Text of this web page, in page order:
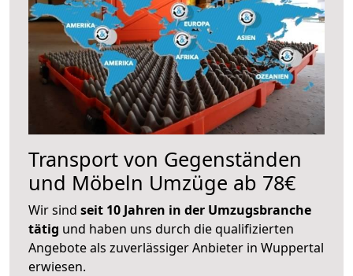
Transport von Gegenständen
und Möbeln Umzüge ab 78€
Wir sind seit 10 Jahren in der Umzugsbranche
tätig und haben uns durch die qualifizierten
Angebote als zuverlässiger Anbieter in Wuppertal
erwiesen.